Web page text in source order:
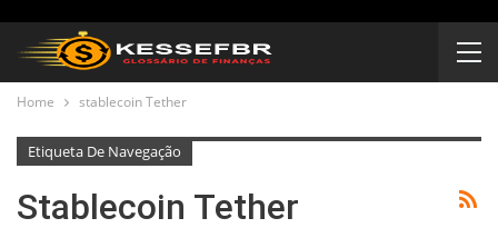
Home stablecoin Tether
Etiqueta De Navegação
Stablecoin Tether